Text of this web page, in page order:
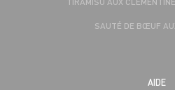
SAUTÉ DE BŒUF
AIDE